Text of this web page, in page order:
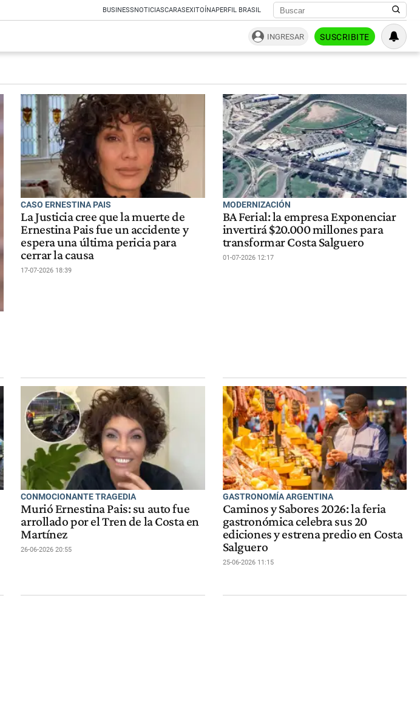
BUSINESSNOTICIASCARASEXITOÍNAPERFIL BRASIL
INGRESAR SUSCRIBITE
CASO ERNESTINA PAIS
La Justicia cree que la muerte de
Ernestina Pais fue un accidente y
espera una última pericia para
cerrar la causa
17-07-2026 18:39
MODERNIZACIÓN
BA Ferial: la empresa Exponenciar
invertirá $20.000 millones para
transformar Costa Salguero
01-07-2026 12:17
CONMOCIONANTE TRAGEDIA
Murió Ernestina Pais: su auto fue
arrollado por el Tren de la Costa en
Martínez
26-06-2026 20:55
GASTRONOMÍA ARGENTINA
Caminos y Sabores 2026: la feria
gastronómica celebra sus 20
ediciones y estrena predio en Costa
Salguero
25-06-2026 11:15